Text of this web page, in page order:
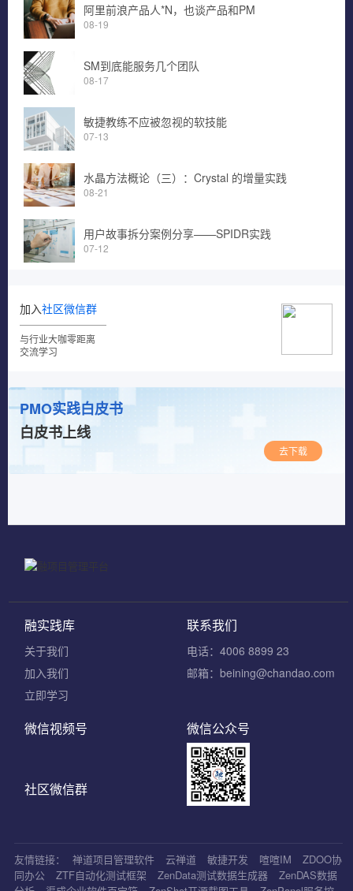
阿里前浪产品人*N，也谈产品和PM
08-19
SM到底能服务几个团队
08-17
敏捷教练不应被忽视的软技能
07-13
水晶方法概论（三）：Crystal 的增量实践
08-21
用户故事拆分案例分享——SPIDR实践
07-12
加入社区微信群
与行业大咖零距离
交流学习
PMO实践白皮书
白皮书上线
去下载
联系我们
电话：4006 8899 23
邮箱：beining@chandao.com
融实践库
关于我们
加入我们
立即学习
微信公众号
微信视频号
社区微信群
友情链接： 禅道项目管理软件 云禅道 敏捷开发 喧喧IM
ZDOO协
同办公
ZTF自动化测试框架 ZenData测试数据生成器
ZenDAS数据